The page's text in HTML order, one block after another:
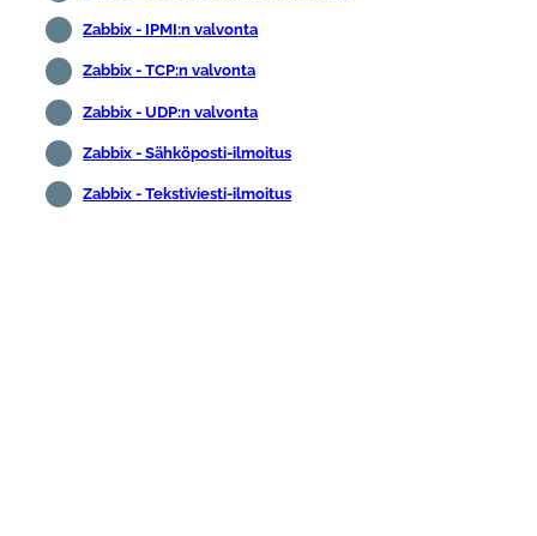
Zabbix - IPMI:n valvonta
Zabbix - TCP:n valvonta
Zabbix - UDP:n valvonta
Zabbix - Sähköposti-ilmoitus
Zabbix - Tekstiviesti-ilmoitus